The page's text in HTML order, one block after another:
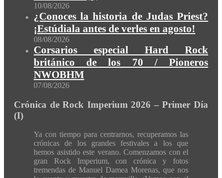
10/08/2026
¿Conoces la historia de Judas Priest?
¡Estúdiala antes de verles en agosto!
08/08/2026
Corsarios especial Hard Rock
británico de los 70 / Pioneros
NWOBHM
07/08/2026
Crónica de Rock Imperium 2026 – Primer Día
(I)
Ya con tiempo para centrarnos, recuperamos las
crónicas de los grandes festivales a los que
hemos asistido este verano. Comenzamos con el
gran Rock Imperium, con crónica y fotos
tremendas de Manuel Damea Morenas, que nos